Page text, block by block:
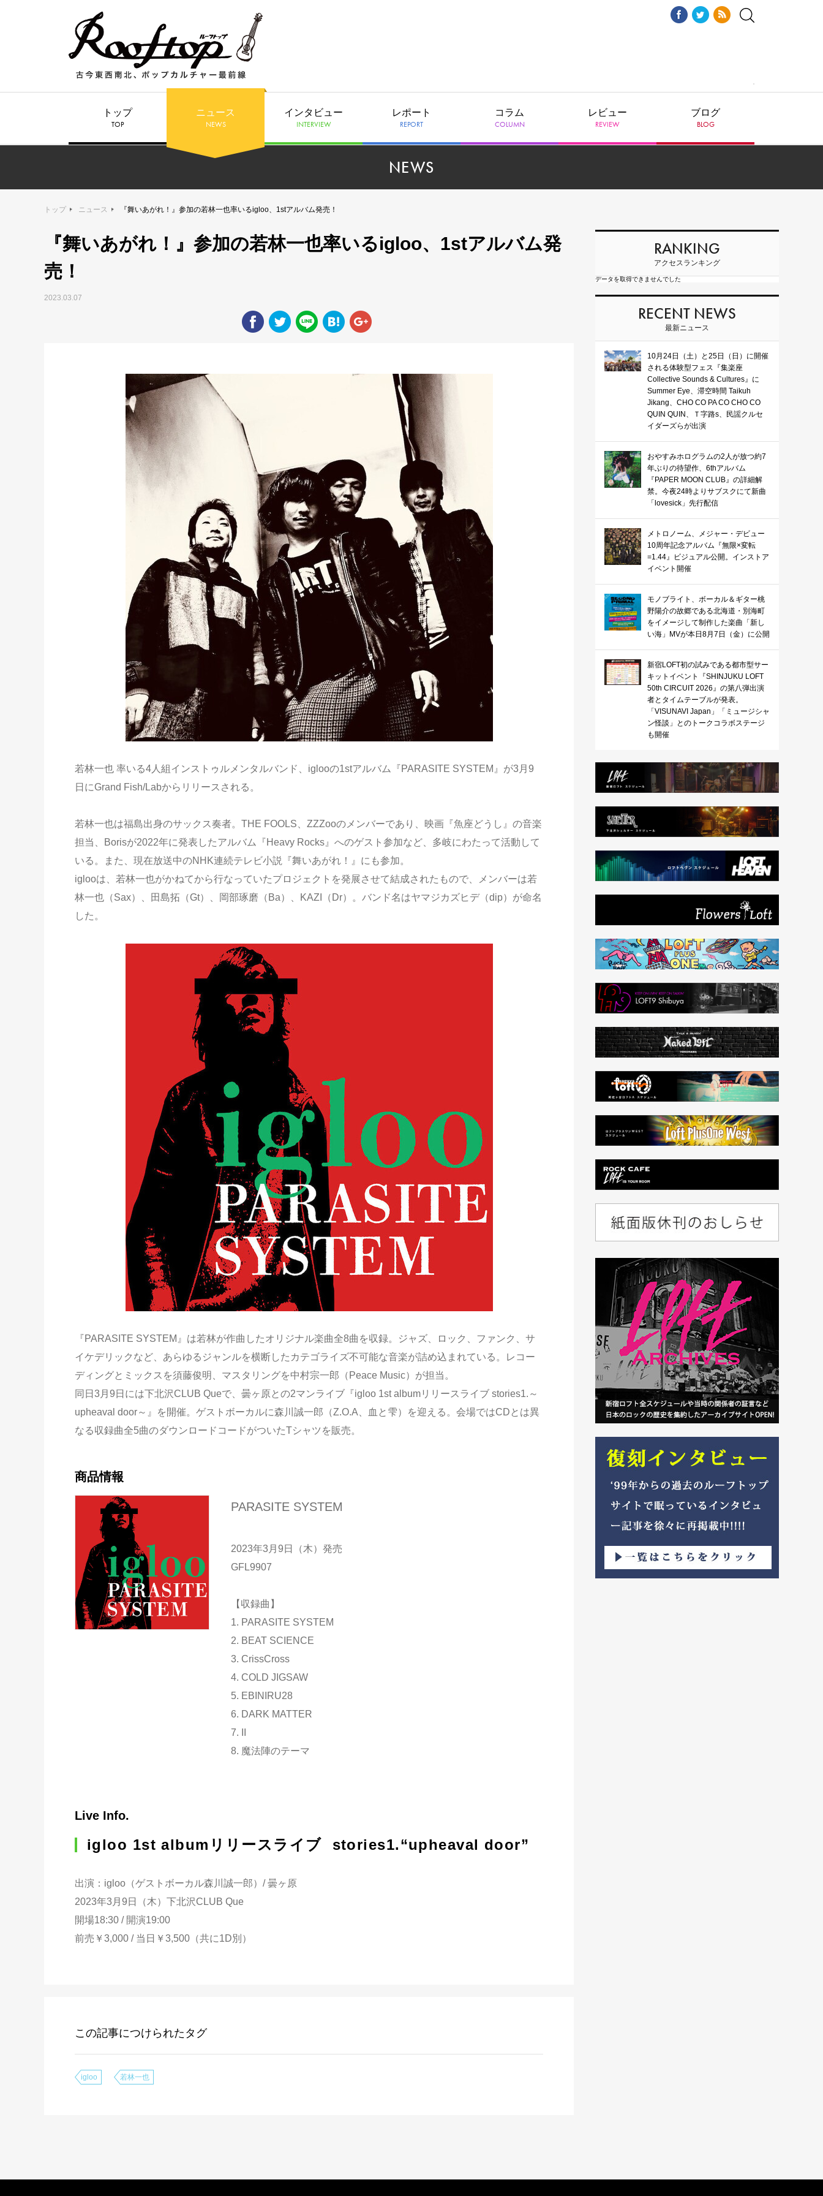
トップ
TOP
ニュース
NEWS
インタビュー
INTERVIEW
レポート
REPORT
コラム
COLUMN
レビュー
REVIEW
ブログ
BLOG
NEWS
トップ ニュース 『舞いあがれ！』参加の若林一也率いるigloo、1stアルバム発売！
『舞いあがれ！』参加の若林一也率いるigloo、1stアルバム発
売！
2023.03.07
若林一也 率いる4人組インストゥルメンタルバンド、iglooの1stアルバム『PARASITE SYSTEM』が3月9
日にGrand Fish/Labからリリースされる。
若林一也は福島出身のサックス奏者。THE FOOLS、ZZZooのメンバーであり、映画『魚座どうし』の音楽
担当、Borisが2022年に発表したアルバム『Heavy Rocks』へのゲスト参加など、多岐にわたって活動して
いる。また、現在放送中のNHK連続テレビ小説『舞いあがれ！』にも参加。
iglooは、若林一也がかねてから行なっていたプロジェクトを発展させて結成されたもので、メンバーは若
林一也（Sax）、田島拓（Gt）、岡部琢磨（Ba）、KAZI（Dr）。バンド名はヤマジカズヒデ（dip）が命名
した。
『PARASITE SYSTEM』は若林が作曲したオリジナル楽曲全8曲を収録。ジャズ、ロック、ファンク、サ
イケデリックなど、あらゆるジャンルを横断したカテゴライズ不可能な音楽が詰め込まれている。レコー
ディングとミックスを須藤俊明、マスタリングを中村宗一郎（Peace Music）が担当。
同日3月9日には下北沢CLUB Queで、曇ヶ原との2マンライブ『igloo 1st albumリリースライブ stories1.～
upheaval door～』を開催。ゲストボーカルに森川誠一郎（Z.O.A、血と雫）を迎える。会場ではCDとは異
なる収録曲全5曲のダウンロードコードがついたTシャツを販売。
商品情報
PARASITE SYSTEM
2023年3月9日（木）発売
GFL9907
【収録曲】
1. PARASITE SYSTEM
2. BEAT SCIENCE
3. CrissCross
4. COLD JIGSAW
5. EBINIRU28
6. DARK MATTER
7. II
8. 魔法陣のテーマ
Live Info.
igloo 1st albumリリースライブ stories1.“upheaval door”
出演：igloo（ゲストボーカル森川誠一郎）/ 曇ヶ原
2023年3月9日（木）下北沢CLUB Que
開場18:30 / 開演19:00
前売￥3,000 / 当日￥3,500（共に1D別）
この記事につけられたタグ
igloo 若林一也
RANKING
アクセスランキング
データを取得できませんでした
RECENT NEWS
最新ニュース
10月24日（土）と25日（日）に開催
される体験型フェス『集楽座
Collective Sounds & Cultures』に
Summer Eye、滞空時間 Taikuh
Jikang、CHO CO PA CO CHO CO
QUIN QUIN、Ｔ字路s、民謡クルセ
イダーズらが出演
おやすみホログラムの2人が放つ約7
年ぶりの待望作、6thアルバム
『PAPER MOON CLUB』の詳細解
禁。今夜24時よりサブスクにて新曲
「lovesick」先行配信
メトロノーム、メジャー・デビュー
10周年記念アルバム『無限×変転
=1.44』ビジュアル公開。インストア
イベント開催
モノブライト、ボーカル＆ギター桃
野陽介の故郷である北海道・別海町
をイメージして制作した楽曲「新し
い海」MVが本日8月7日（金）に公開
新宿LOFT初の試みである都市型サー
キットイベント『SHINJUKU LOFT
50th CIRCUIT 2026』の第八弾出演
者とタイムテーブルが発表。
「VISUNAVI Japan」「ミュージシャ
ン怪談」とのトークコラボステージ
も開催